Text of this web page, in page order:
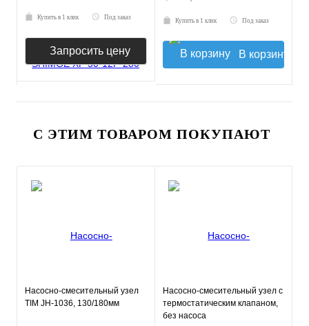
Купить в 1 клик Под заказ
Запросить цену
Купить в 1 клик Под заказ
В корзину
С ЭТИМ ТОВАРОМ ПОКУПАЮТ
Насосно-смесительный узел
TIM JH-1036, 130/180мм
Насосно-смесительный узел с
термостатическим клапаном,
без насоса